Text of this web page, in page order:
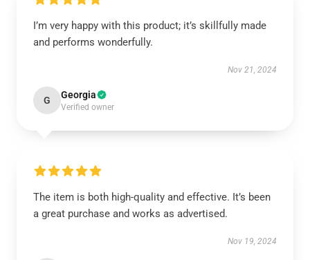
I’m very happy with this product; it’s skillfully made
and performs wonderfully.
Nov 21, 2024
G Georgia
Verified owner
The item is both high-quality and effective. It’s been
a great purchase and works as advertised.
Nov 19, 2024